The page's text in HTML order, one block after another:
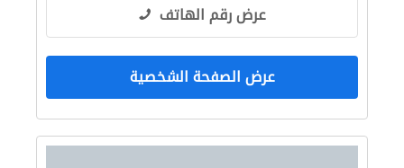
عرض رقم الهاتف
عرض الصفحة الشخصية